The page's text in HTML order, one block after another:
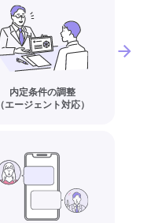
内定条件の調整
（エージェント対応）